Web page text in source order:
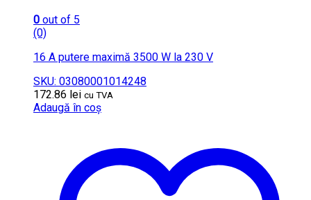
0 out of 5
(0)
16 A putere maximă 3500 W la 230 V
SKU: 03080001014248
172.86 lei cu TVA
Adaugă în coș